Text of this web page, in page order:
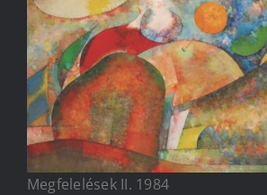
Megfelelések II. 1984